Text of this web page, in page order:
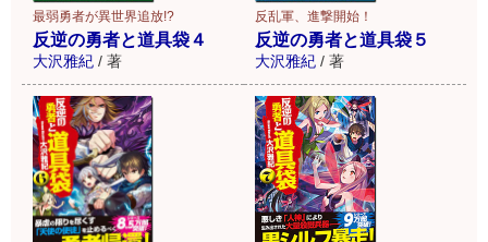
最弱勇者が異世界追放!?
反逆の勇者と道具袋４
大沢雅紀 / 著
反乱軍、進撃開始！
反逆の勇者と道具袋５
大沢雅紀 / 著